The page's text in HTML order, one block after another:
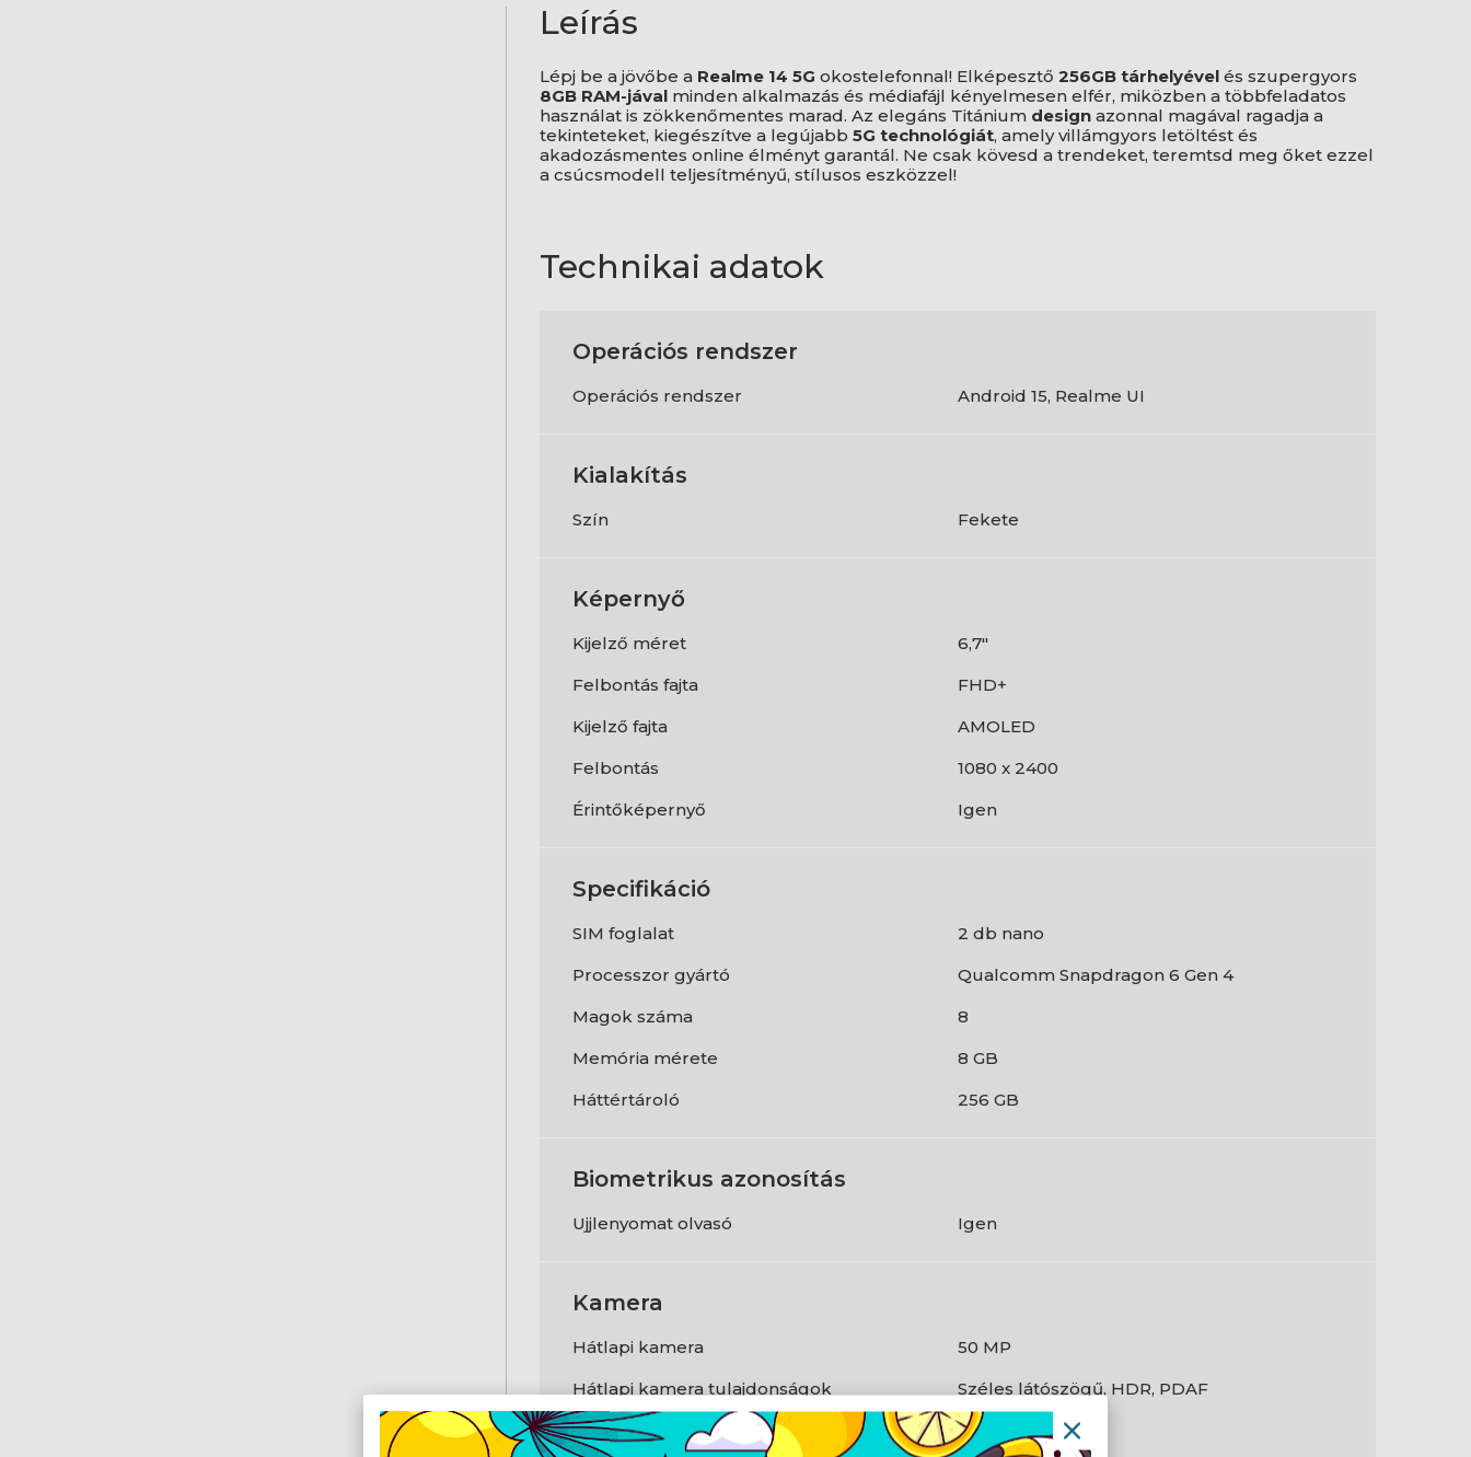
Leírás
Lépj be a jövőbe a Realme 14 5G okostelefonnal! Elképesztő 256GB tárhelyévelés szupergyors
8GB RAM-jávalminden alkalmazás és médiafájl kényelmesen elfér, miközben a többfeladatos
használat is zökkenőmentes marad. Az elegáns Titánium designazonnal magával ragadja a
tekinteteket, kiegészítve a legújabb 5G technológiát, amely villámgyors letöltést és
akadozásmentes online élményt garantál. Ne csak kövesd a trendeket, teremtsd meg őket ezzel
a csúcsmodell teljesítményű, stílusos eszközzel!
Technikai adatok
Operációs rendszer
Operációs rendszer Android 15, Realme UI
Kialakítás
Szín Fekete
Képernyő
Kijelző méret
6,7"
Felbontás fajta
FHD+
Kijelző fajta
AMOLED
Felbontás
1080 x 2400
Érintőképernyő
Igen
Specifikáció
SIM foglalat
2 db nano
Processzor gyártó
Qualcomm Snapdragon 6 Gen 4
Magok száma
8
Memória mérete
8 GB
Háttértároló
256 GB
Biometrikus azonosítás
Ujjlenyomat olvasó Igen
Kamera
Hátlapi kamera
50 MP
Hátlapi kamera tulajdonságok
Széles látószögű, HDR, PDAF
Előlapi kamera
16 MP